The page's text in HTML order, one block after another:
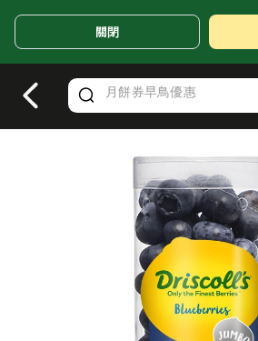
Valid Until 30 June 2026
關閉